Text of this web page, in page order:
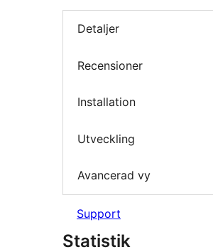
Detaljer
Recensioner
Installation
Utveckling
Avancerad vy
Support
Statistik